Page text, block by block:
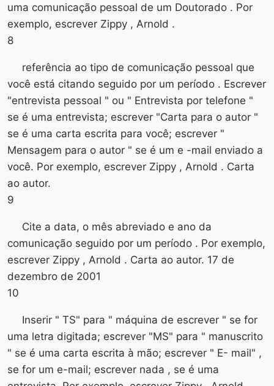
uma comunicação pessoal de um Doutorado . Por
exemplo, escrever Zippy , Arnold .
8
referência ao tipo de comunicação pessoal que
você está citando seguido por um período . Escrever
"entrevista pessoal " ou " Entrevista por telefone "
se é uma entrevista; escrever "Carta para o autor "
se é uma carta escrita para você; escrever "
Mensagem para o autor " se é um e -mail enviado a
você. Por exemplo, escrever Zippy , Arnold . Carta
ao autor.
9
Cite a data, o mês abreviado e ano da
comunicação seguido por um período . Por exemplo,
escrever Zippy , Arnold . Carta ao autor. 17 de
dezembro de 2001
10
Inserir " TS" para " máquina de escrever " se for
uma letra digitada; escrever "MS" para " manuscrito
" se é uma carta escrita à mão; escrever " E- mail" ,
se for um e-mail; escrever nada , se é uma